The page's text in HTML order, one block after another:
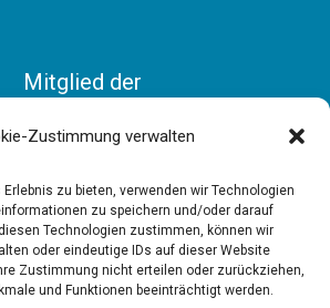
Zustimmung verwalten
zu bieten, verwenden wir Technologien
zu speichern und/oder darauf
Technologien zustimmen, können wir
oder eindeutige IDs auf dieser Website
Zustimmung nicht erteilen oder zurückziehen,
und Funktionen beeinträchtigt werden.
Mitglied der
Logistik